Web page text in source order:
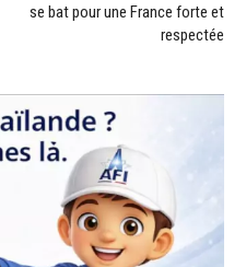
se bat pour une France forte et
respectée